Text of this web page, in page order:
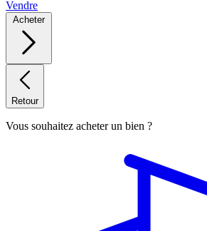
Vendre
Acheter
Retour
Vous souhaitez acheter un bien ?